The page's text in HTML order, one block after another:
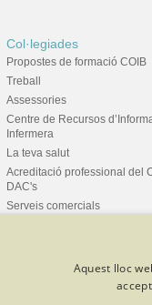
Col·legiades
Propostes de formació COIB
Treball
Assessories
Centre de Recursos
Infermera
La teva salut
Acreditació professional del
DAC's
Serveis comercials
Criteris de
Aquest lloc